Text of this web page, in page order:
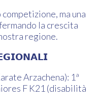
ma una
la crescita
regione.
Arzachena): 1ª
F K21 (disabilità